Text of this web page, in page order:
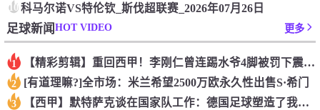
10科马尔诺VS特伦钦_斯伐超联赛_2026年07月26日
足球新闻HOT VIDEO 更多
1 【精彩剪辑】重回西甲！李刚仁曾连踢水爷4脚被罚下震惊足坛
2 [有道理嘛?]全市场：米兰希望2500万欧永久性出售S·希门
3 【西甲】默特萨克谈在国家队工作：德国足球塑造了我的人生，感谢